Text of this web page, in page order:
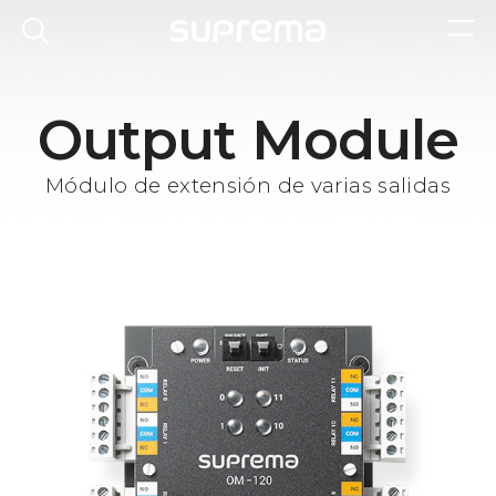
Output Module
Módulo de extensión de varias salidas